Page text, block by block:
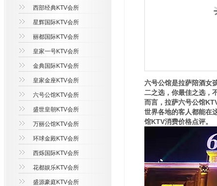
西部经典KTV会所
星辉国际KTV会所
丽都国际KTV会所
皇家一号KTV会所
金典国际KTV会所
皇家金座KTV会所
六号公馆KTV会所
盛世皇朝KTV会所
万丽公馆KTV会所
环球金殿KTV会所
西烁国际KTV会所
花都娱乐KTV会所
盛源豪庭KTV会所
六号公馆是拉萨陪酒女
二之选，你最佳之选，
而言，拉萨六号公馆
世界各地的客人都能在
馆KTV消费价格点评。